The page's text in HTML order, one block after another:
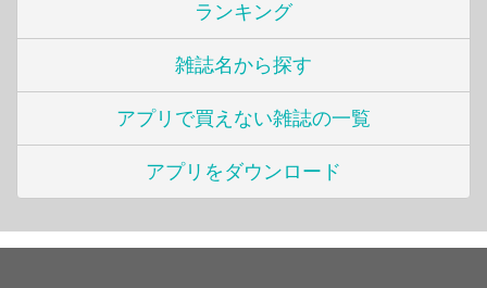
ランキング
雑誌名から探す
アプリで買えない雑誌の一覧
アプリをダウンロード